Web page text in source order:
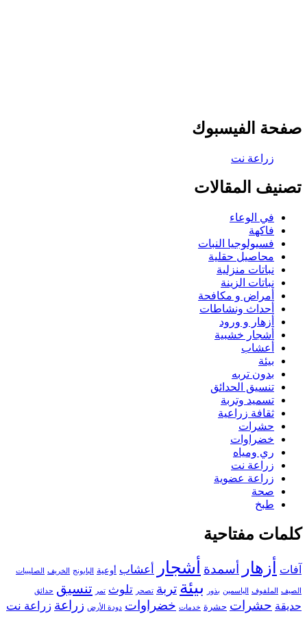
صفحة الفيسبوك
تصنيف المقالات
في الوعاء
فاكهة
فسيولوجيا النبات
محاصيل حقلية
نباتات منزلية
نباتات الزينة
أمراض و مكافحة
أحداث ونشاطات
أزهار و ورود
أشجار خشبية
أعشاب
بيئة
بدون تربه
تنسيق الحدائق
تسميد وتربة
ثقافة زراعية
حشرات
خضراوات
ري ومياه
زراعة نت
زراعة عضوية
صحة
طبخ
كلمات مفتاحية
آفات أزهار أسمدة أشجار أعشاب أوعية البابونج الخريف الصليبيات
الصيف الملفوف الياسمين بذور بيئة تربة تصحر تلوث تمر تنسيق حدائق
حديقة حشرات حشرة خدمات خضراوات دودة الأرض زراعة زراعة نت